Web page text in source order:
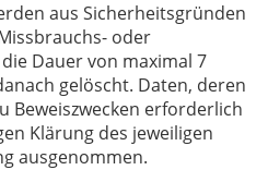
aus Sicherheitsgründen
oder
Dauer von maximal 7
gelöscht. Daten, deren
Beweiszwecken erforderlich
Klärung des jeweiligen
ausgenommen.